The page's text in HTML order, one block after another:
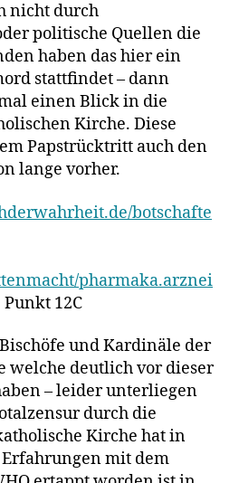
nicht durch
politische Quellen die
haben das hier ein
stattfindet – dann
einen Blick in die
Kirche. Diese
Papstrücktritt auch den
lange vorher.
botschafte
pharmaka.arznei
12C
und Kardinäle der
welche deutlich vor dieser
– leider unterliegen
durch die
Kirche hat in
mit dem